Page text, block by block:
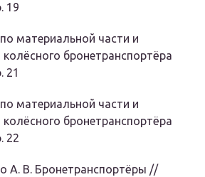
19
материальной части и
колёсного бронетранспортёра
21
материальной части и
колёсного бронетранспортёра
22
А. В. Бронетранспортёры //